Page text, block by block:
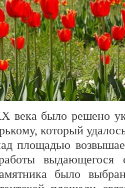
века было решено
который
площадью
выдающегося
было